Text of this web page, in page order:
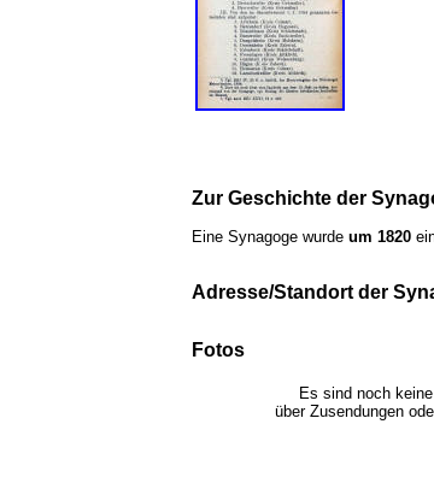
Zur Geschichte der
Eine Synagoge wurde um 1820
Adresse/Standort der
Fotos
Es sind noch
über Zusendungen